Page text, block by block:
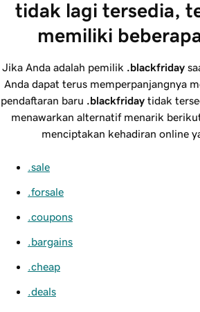
tidak lagi tersedia,
memiliki
Jika Anda adalah pemilik .blackfriday
Anda dapat terus memperpanjangnya
pendaftaran baru .blackfriday tidak
menawarkan alternatif menarik
menciptakan kehadiran online
.sale
.forsale
.coupons
.bargains
.cheap
.deals